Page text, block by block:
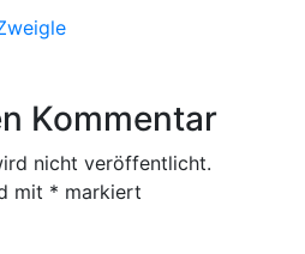
Kommentar
nicht veröffentlicht.
mit * markiert